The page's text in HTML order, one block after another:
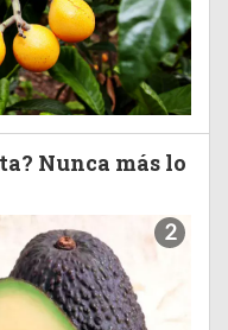
Nunca más lo
2